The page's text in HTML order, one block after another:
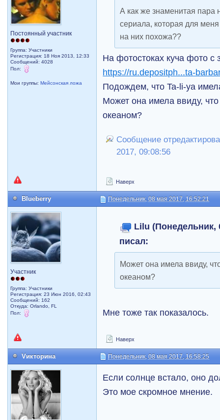
Постоянный участник
Группа: Участники
Регистрация: 18 Ноя 2013, 12:33
Сообщений: 4028
Пол:
Мои группы:Мейсонская ложа
А как же знаменитая пара
сериала, которая для
на них похожа??
На фотостоках куча фото с
https://ru.depositph...ta-
Подождем, что Ta-li-ya
Может она имела ввиду,
океаном?
Сообщение
2017, 09:08:56
Наверх
Blueberry Понедельник, 08 мая 2017, 16:52:21
Участник
Группа: Участники
Регистрация: 23 Июн 2016, 02:43
Сообщений: 162
Откуда: Orlando, FL
Пол:
Lilu (Понедельник,
писал:
Может она имела ввиду,
океаном?
Мне тоже так показалось.
Наверх
Vикторина Понедельник, 08 мая 2017, 16:58:25
Если солнце встало, оно
Это мое скромное мнение.